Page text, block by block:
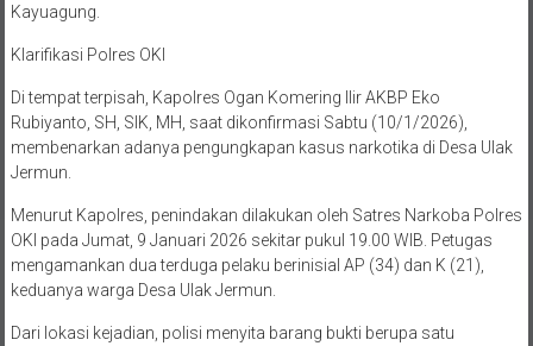
Kayuagung.
Klarifikasi Polres OKI
Di tempat terpisah, Kapolres Ogan Komering Ilir AKBP Eko
Rubiyanto, SH, SIK, MH, saat dikonfirmasi Sabtu (10/1/2026),
membenarkan adanya pengungkapan kasus narkotika di Desa Ulak
Jermun.
Menurut Kapolres, penindakan dilakukan oleh Satres Narkoba Polres
OKI pada Jumat, 9 Januari 2026 sekitar pukul 19.00 WIB. Petugas
mengamankan dua terduga pelaku berinisial AP (34) dan K (21),
keduanya warga Desa Ulak Jermun.
Dari lokasi kejadian, polisi menyita barang bukti berupa satu